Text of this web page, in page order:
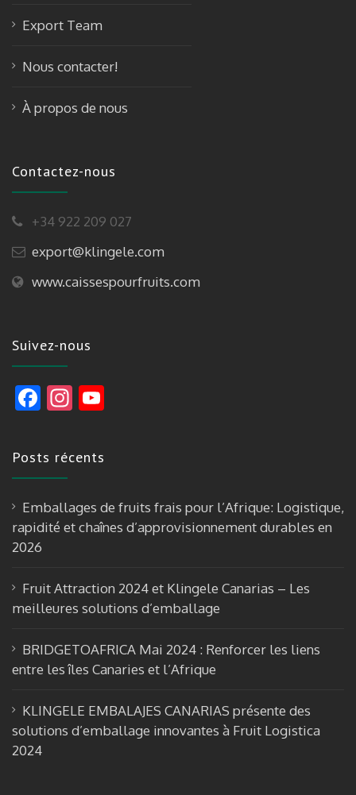
Export Team
Nous contacter!
À propos de nous
Contactez-nous
+34 922 209 027
export@klingele.com
www.caissespourfruits.com
Suivez-nous
F
e
b
o
o
k
In
a
a
m
u
b
Posts récents
Emballages de fruits frais pour l’Afrique: Logistique,
rapidité et chaînes d’approvisionnement durables en
2026
Fruit Attraction 2024 et Klingele Canarias – Les
meilleures solutions d’emballage
BRIDGETOAFRICA Mai 2024 : Renforcer les liens
entre les îles Canaries et l’Afrique
KLINGELE EMBALAJES CANARIAS présente des
solutions d’emballage innovantes à Fruit Logistica
2024